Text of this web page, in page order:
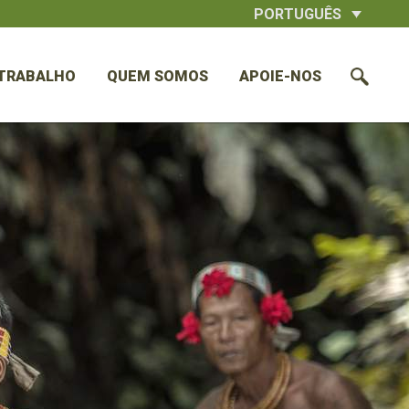
PORTUGUÊS
QUEM SOMOS APOIE-NOS